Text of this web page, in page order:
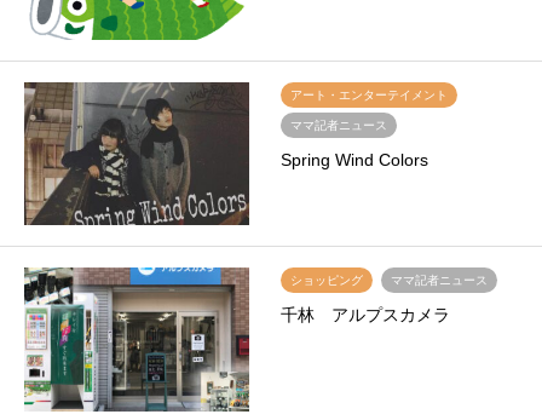
アート・エンターテイメント
ママ記者ニュース
Spring Wind Colors
ショッピング ママ記者ニュース
千林 アルプスカメラ